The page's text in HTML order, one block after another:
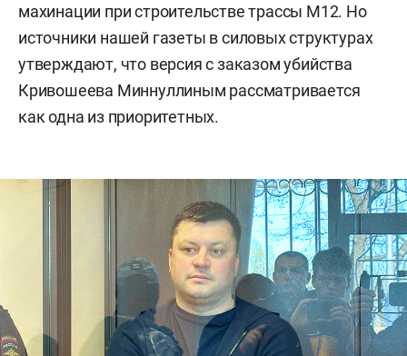
махинации при строительстве трассы М12. Но
источники нашей газеты в силовых структурах
утверждают, что версия с заказом убийства
Кривошеева Миннуллиным рассматривается
как одна из приоритетных.